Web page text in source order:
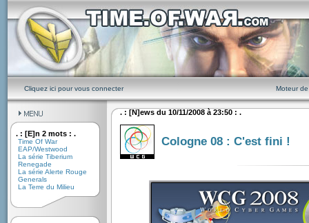
Cliquez ici pour vous connecter Moteur
. : [E]n 2 mots : .
Time Of War
EAP/Westwood
La série Tiberium
Renegade
La série Alerte Rouge
Generals
La Terre du Milieu
. : [N]ews du 10/11/2008 à 23:50 : .
Cologne 08 : C'est fini !